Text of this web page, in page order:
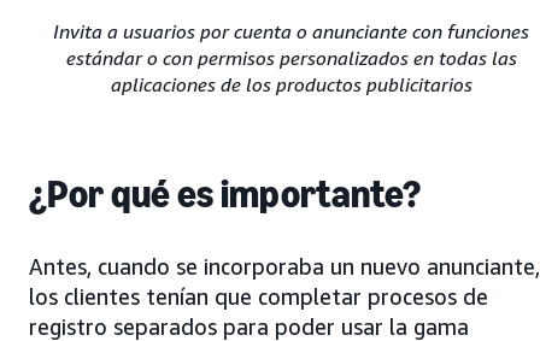
Invita a usuarios por cuenta o anunciante con funciones
estándar o con permisos personalizados en todas las
aplicaciones de los productos publicitarios
¿Por qué es importante?
Antes, cuando se incorporaba un nuevo anunciante,
los clientes tenían que completar procesos de
registro separados para poder usar la gama